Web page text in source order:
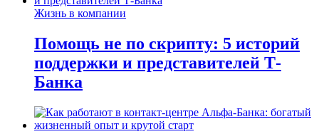
Жизнь в компании
Помощь не по скрипту: 5 историй
поддержки и представителей Т-
Банка